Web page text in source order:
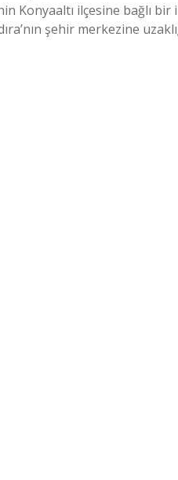
Konyaaltı ilçesine bağlı bir
şehir merkezine